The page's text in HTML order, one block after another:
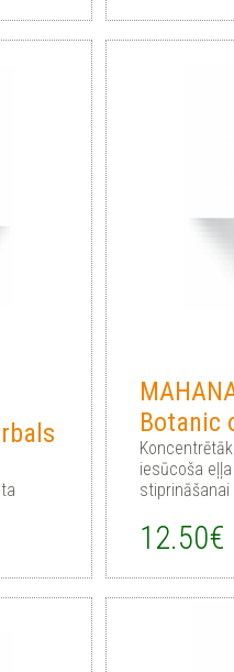
Botanic
iesūcoša
stiprināšanai
12.50€